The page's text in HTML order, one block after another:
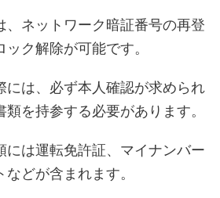
、ネットワーク暗証番号の再登
ク解除が可能です。
には、必ず本人確認が求められ
を持参する必要があります。
には運転免許証、マイナンバー
どが含まれます。